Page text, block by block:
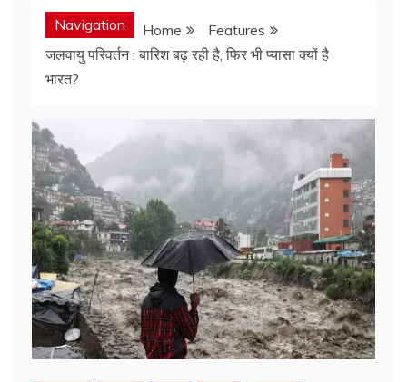
Navigation Home
Features
जलवायु परिवर्तन : बारिश बढ़ रही है, फिर भी प्यासा क्यों है
भारत?